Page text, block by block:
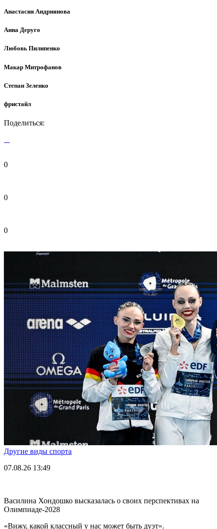
Анастасия Андриянова
Анна Деруго
Любовь Пилипенко
Макар Митрофанов
Степан Зеленко
фристайл
Поделиться:
0
0
0
Другие виды спорта
07.08.26 13:49
Василина Хондошко высказалась о своих перспективах на
Олимпиаде-2028
«Вижу, какой классный у нас может быть дуэт».